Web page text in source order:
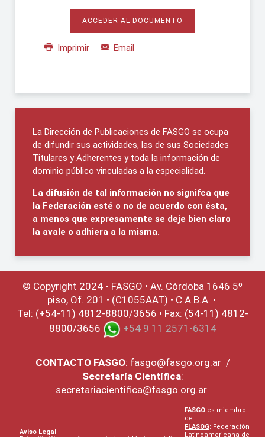
ACCEDER AL DOCUMENTO
Imprimir Email
La Dirección de Publicaciones de FASGO se ocupa
de difundir sus actividades, las de sus Sociedades
Titulares y Adherentes y toda la información de
dominio público vinculadas a la especialidad.
La difusión de tal información no signifca que
la Federación esté o no de acuerdo con ésta,
a menos que expresamente se deje bien claro
la avale o adhiera a la misma.
© Copyright 2024 - FASGO • Av. Córdoba 1646 5º
piso, Of. 201 • (C1055AAT) • C.A.B.A. •
Tel: (+54-11) 4812-8800/3656 • Fax: (54-11) 4812-
8800/3656
+54 9 11 2571-6314
CONTACTO FASGO: fasgo@fasgo.org.ar/
Secretaría Científica:
secretariacientifica@fasgo.org.ar
Aviso Legal
FASGO es miembro
de
FLASOG: Federación
Latinoamericana de